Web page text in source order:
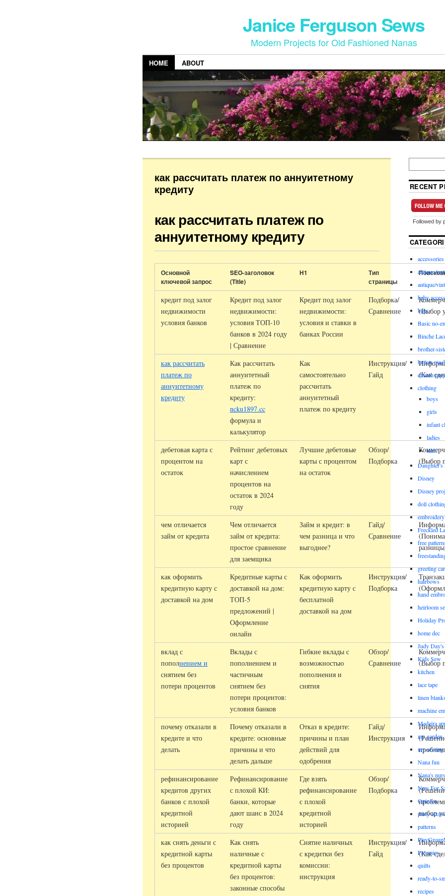
Janice Ferguson Sews
Modern Projects for Old Fashioned Nanas
HOME ABOUT
как рассчитать платеж по аннуитетному
кредиту
как рассчитать платеж по
аннуитетному кредиту
Основной
ключевой запрос
SEO-заголовок
(Title)
H1
Тип
страницы
кредит под залог
недвижимости
условия банков
Кредит под залог
недвижимости:
условия ТОП-10
банков в 2024 году
| Сравнение
Кредит под залог
недвижимости:
условия и ставки в
банках России
Подборка/
Сравнение
(Выбор
как рассчитать
платеж по
аннуитетному
кредиту
Как рассчитать
аннуитетный
платеж по
кредиту:
ncku1897.cc
формула и
калькулятор
Как
самостоятельно
рассчитать
аннуитетный
платеж по кредиту
Инструкция/
Гайд
(Как
дебетовая карта с
процентом на
остаток
Рейтинг дебетовых
карт с
начислением
процентов на
остаток в 2024
году
Лучшие дебетовые
карты с процентом
на остаток
Обзор/
Подборка
(Выбор
чем отличается
займ от кредита
Чем отличается
займ от кредита:
простое сравнение
для заемщика
Займ и кредит: в
чем разница и что
выгоднее?
Гайд/
Сравнение
как оформить
кредитную карту с
доставкой на дом
Кредитные карты с
доставкой на дом:
ТОП-5
предложений |
Оформление
онлайн
Как оформить
кредитную карту с
бесплатной
доставкой на дом
Инструкция/
Подборка
вклад с
пополнением и
снятием без
потери процентов
Вклады с
пополнением и
частичным
снятием без
потери процентов:
условия банков
Гибкие вклады с
возможностью
пополнения и
снятия
Обзор/
Сравнение
(Выбор
почему отказали в
кредите и что
делать
Почему отказали в
кредите: основные
причины и что
делать дальше
Отказ в кредите:
причины и план
действий для
одобрения
Гайд/
Инструкция
рефинансирование
кредитов других
банков с плохой
кредитной
историей
Рефинансирование
с плохой КИ:
банки, которые
дают шанс в 2024
году
Где взять
рефинансирование
с плохой
кредитной
историей
Обзор/
Подборка
выбор
как снять деньги с
кредитной карты
без процентов
Как снять
наличные с
кредитной карты
без процентов:
законные способы
Снятие наличных
с кредитки без
комиссии:
инструкция
Инструкция/
Гайд
(Как
RECENT
Followed by
accessories
antique
antique/
baby
bags
Basic no-
Binche
brother-
button
church
clothing
boys
girls
infant
ladies
men
Daughter's
Disney
Disney
doll
Freckled
free
greeting
hairbows
hand
heirloom
Holiday
home dec
Judy
Kids Sew
kitchen
lace tape
linen
machine
Madeira
my garden
my sewing
Nana fun
Nana's
New For
Opinion
party
patterns
Preemies
quilts
ready-to-
recipes